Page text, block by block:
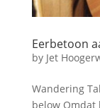
Eerbetoon
by Jet
Wandering
below